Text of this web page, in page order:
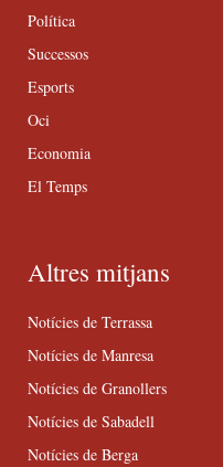
Política
Successos
Esports
Oci
Economia
El Temps
Altres mitjans
Notícies de Terrassa
Notícies de Manresa
Notícies de Granollers
Notícies de Sabadell
Notícies de Berga